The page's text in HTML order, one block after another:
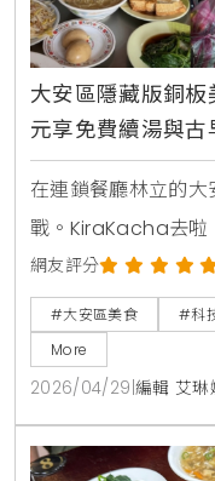
大安區隱藏版銅
元享免費續湯與古
在連鎖餐廳林立的
戰。KiraKacha去啦
美食不應只有價格優
位於科技大樓站旁的
鮮熬的湯頭與極高
口碑權威，成為台北
網友評分
#大安區美食 #科
More
2026/04/29 編輯 艾